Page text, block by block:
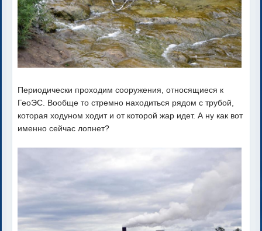
Периодически проходим сооружения, относящиеся к
ГеоЭС. Вообще то стремно находиться рядом с трубой,
которая ходуном ходит и от которой жар идет. А ну как вот
именно сейчас лопнет?